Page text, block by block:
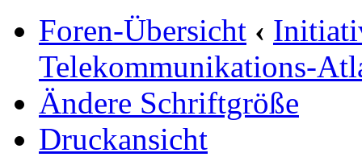
Foren-Übersicht ‹
Telekommunikations-
Ändere Schriftgröße
Druckansicht